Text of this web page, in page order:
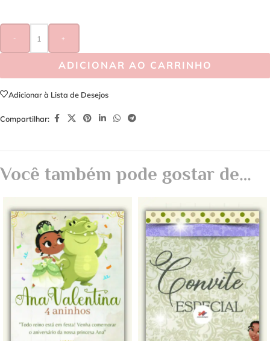
- +
ADICIONAR AO CARRINHO
Adicionar à Lista de Desejos
Compartilhar:
Você também pode gostar de…